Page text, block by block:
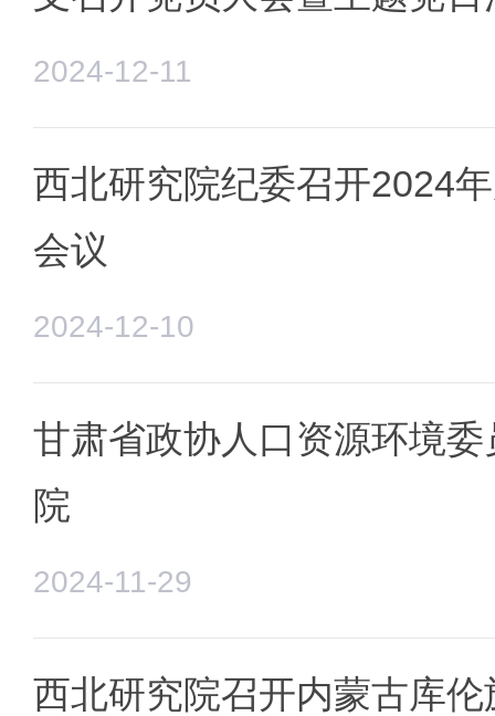
2024-12-11
西北研究院纪委召开2024
会议
2024-12-10
甘肃省政协人口资源环境
院
2024-11-29
西北研究院召开内蒙古库